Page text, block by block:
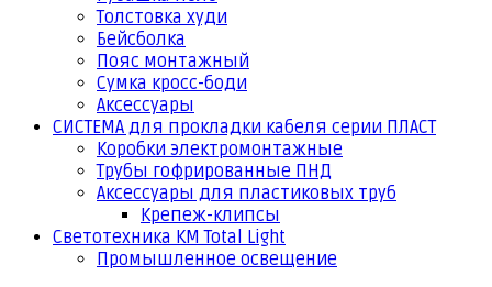
Толстовка худи
Бейсболка
Пояс монтажный
Сумка кросс-боди
Аксессуары
СИСТЕМА для прокладки кабеля серии ПЛАСТ
Коробки электромонтажные
Трубы гофрированные ПНД
Аксессуары для пластиковых труб
Крепеж-клипсы
Светотехника КМ Total Light
Промышленное освещение